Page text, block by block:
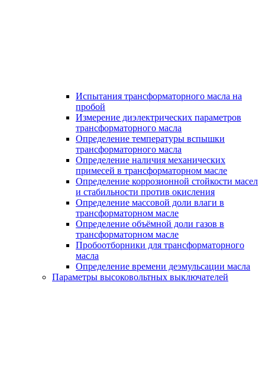
Испытания трансформаторного масла на
пробой
Измерение диэлектрических параметров
трансформаторного масла
Определение температуры вспышки
трансформаторного масла
Определение наличия механических
примесей в трансформаторном масле
Определение коррозионной стойкости масел
и стабильности против окисления
Определение массовой доли влаги в
трансформаторном масле
Определение объёмной доли газов в
трансформаторном масле
Пробоотборники для трансформаторного
масла
Определение времени деэмульсации масла
Параметры высоковольтных выключателей